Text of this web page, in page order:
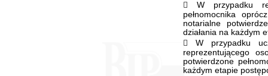
 W przypadku
pełnomocnika
notarialne
działania na każdym
 W przypadku
reprezentującego
potwierdzone
każdym etapie